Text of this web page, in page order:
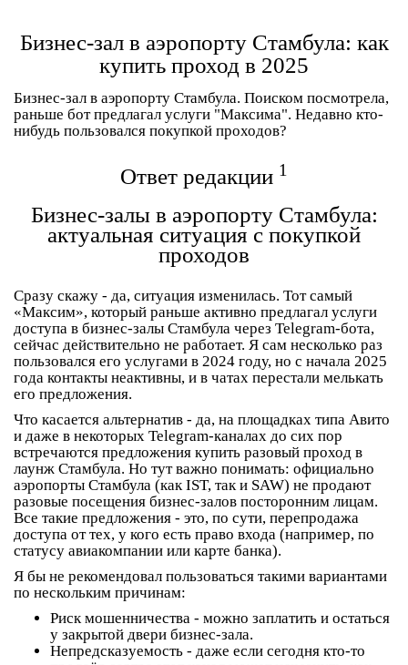
Бизнес-зал в аэропорту Стамбула: как
купить проход в 2025
Бизнес-зал в аэропорту Стамбула. Поиском посмотрела,
раньше бот предлагал услуги "Максима". Недавно кто-
нибудь пользовался покупкой проходов?
Ответ редакции 1
Бизнес-залы в аэропорту Стамбула:
актуальная ситуация с покупкой
проходов
Сразу скажу - да, ситуация изменилась. Тот самый
«Максим», который раньше активно предлагал услуги
доступа в бизнес-залы Стамбула через Telegram-бота,
сейчас действительно не работает. Я сам несколько раз
пользовался его услугами в 2024 году, но с начала 2025
года контакты неактивны, и в чатах перестали мелькать
его предложения.
Что касается альтернатив - да, на площадках типа Авито
и даже в некоторых Telegram-каналах до сих пор
встречаются предложения купить разовый проход в
лаунж Стамбула. Но тут важно понимать: официально
аэропорты Стамбула (как IST, так и SAW) не продают
разовые посещения бизнес-залов посторонним лицам.
Все такие предложения - это, по сути, перепродажа
доступа от тех, у кого есть право входа (например, по
статусу авиакомпании или карте банка).
Я бы не рекомендовал пользоваться такими вариантами
по нескольким причинам:
Риск мошенничества - можно заплатить и остаться
у закрытой двери бизнес-зала.
Непредсказуемость - даже если сегодня кто-то